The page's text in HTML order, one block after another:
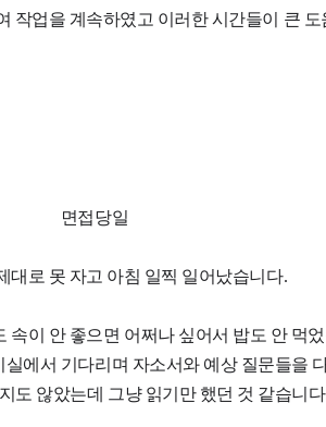
작업을 계속하였고 이러한 시간들이 큰
면접당일
대로 못 자고 아침 일찍 일어났습니다.
속이 안 좋으면 어쩌나 싶어서 밥도 안 먹
에서 기다리며 자소서와 예상 질문들을
도 않았는데 그냥 읽기만 했던 것 같습니